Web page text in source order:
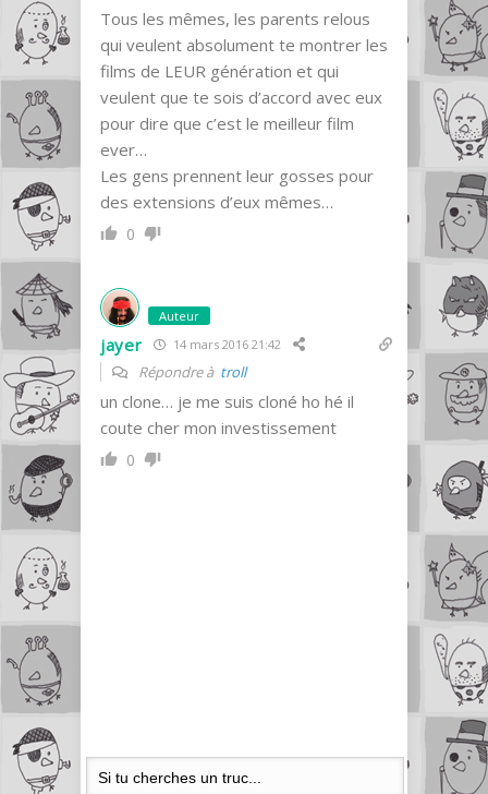
Tous les mêmes, les parents relous
qui veulent absolument te montrer les
films de LEUR génération et qui
veulent que te sois d’accord avec eux
pour dire que c’est le meilleur film
ever…
Les gens prennent leur gosses pour
des extensions d’eux mêmes…
0
Auteur
jayer 14 mars 2016 21:42
Répondre à troll
un clone… je me suis cloné ho hé il
coute cher mon investissement
0